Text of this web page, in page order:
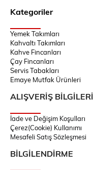
Kategoriler
Yemek Takımları
Kahvaltı Takımları
Kahve Fincanları
Çay Fincanları
Servis Tabakları
Emaye Mutfak Ürünleri
ALIŞVERİŞ BİLGİLERİ
İade ve Değişim Koşulları
Çerez(Cookie) Kullanımı
Mesafeli Satış Sözleşmesi
BİLGİLENDİRME